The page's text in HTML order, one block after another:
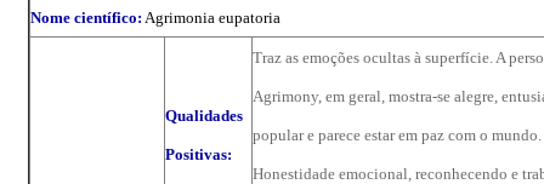
Nome científico: Agrimonia eupatoria
Qualidades
Positivas:
Traz as emoções ocultas à superfície. A
Agrimony, em geral, mostra-se alegre,
popular e parece estar em paz com o mundo.
Honestidade emocional, reconhecendo e